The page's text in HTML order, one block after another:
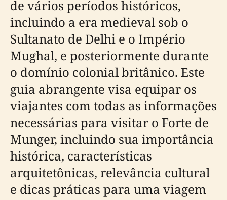
de vários períodos históricos,
incluindo a era medieval sob o
Sultanato de Delhi e o Império
Mughal, e posteriormente durante
o domínio colonial britânico. Este
guia abrangente visa equipar os
viajantes com todas as informações
necessárias para visitar o Forte de
Munger, incluindo sua importância
histórica, características
arquitetônicas, relevância cultural
e dicas práticas para uma viagem